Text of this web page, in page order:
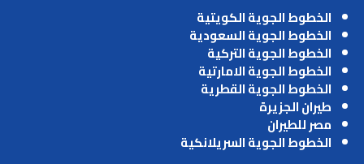
الخطوط الجوية الكويتية
الخطوط الجوية السعودية
الخطوط الجوية التركية
الخطوط الجوية الامارتية
الخطوط الجوية القطرية
طيران الجزيرة
مصر للطيران
الخطوط الجوية السريلانكية